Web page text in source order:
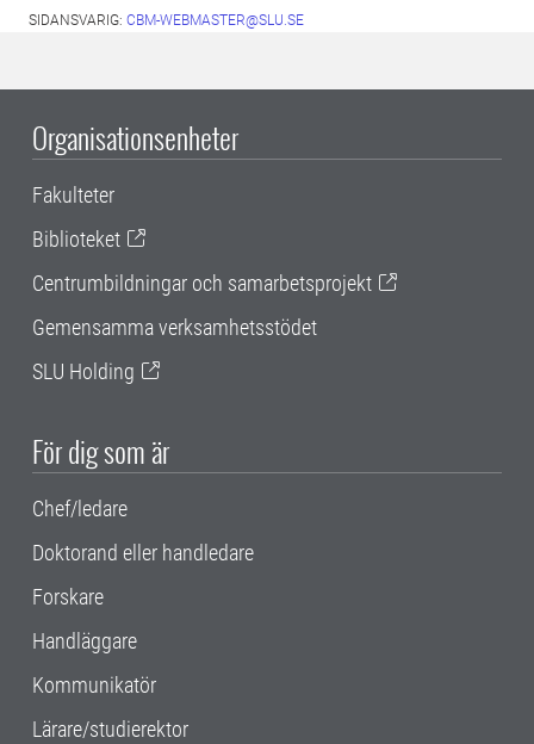
SIDANSVARIG: CBM-WEBMASTER@SLU.SE
Organisationsenheter
Fakulteter
Biblioteket
Centrumbildningar och samarbetsprojekt
Gemensamma verksamhetsstödet
SLU Holding
För dig som är
Chef/ledare
Doktorand eller handledare
Forskare
Handläggare
Kommunikatör
Lärare/studierektor